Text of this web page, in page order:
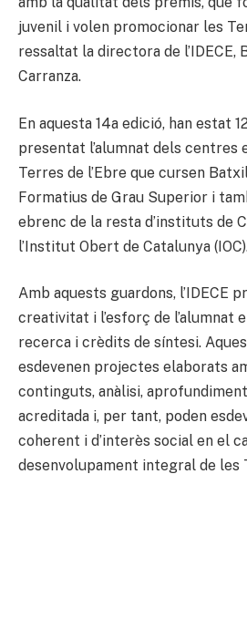
juvenil i volen promocionar les
ressaltat la directora de l’IDECE,
Carranza.
En aquesta 14a edició, han estat
presentat l’alumnat dels centres
Terres de l’Ebre que cursen
Formatius de Grau Superior i
ebrenc de la resta d’instituts de
l’Institut Obert de Catalunya
Amb aquests guardons, l’IDECE
creativitat i l’esforç de l’alumnat
recerca i crèdits de síntesi.
esdevenen projectes elaborats
continguts, anàlisi,
acreditada i, per tant, poden
coherent i d’interès social en el
desenvolupament integral de les